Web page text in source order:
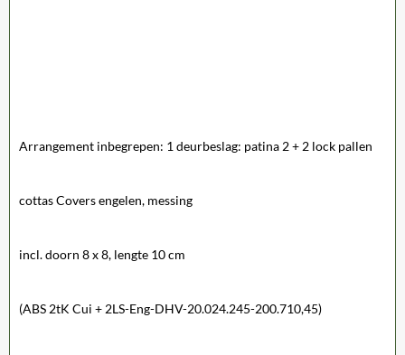
Arrangement inbegrepen: 1 deurbeslag: patina 2 + 2 lock pallen
cottas Covers engelen, messing
incl. doorn 8 x 8, lengte 10 cm
(ABS 2tK Cui + 2LS-Eng-DHV-20.024.245-200.710,45)